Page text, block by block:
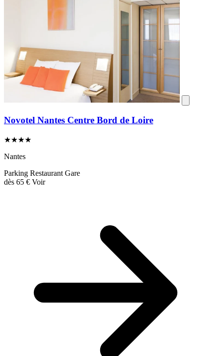
Novotel Nantes Centre Bord de Loire
★★★★
Nantes
Parking Restaurant Gare
dès 65 € Voir